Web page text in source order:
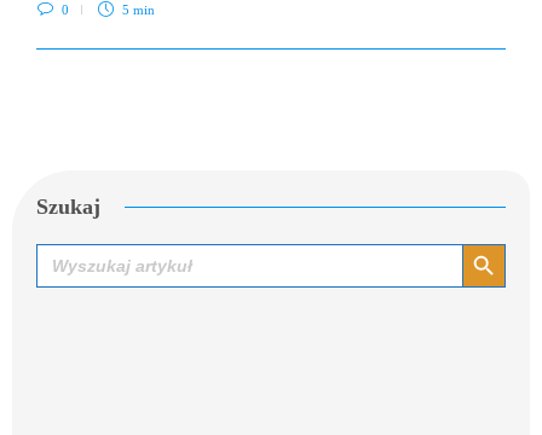
0 5 min
Szukaj
Search
for:
Search Button